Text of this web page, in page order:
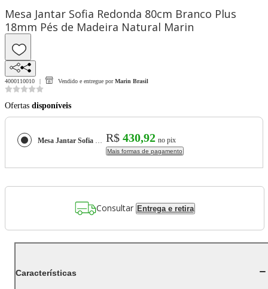
Mesa Jantar Sofia Redonda 80cm Branco Plus
18mm Pés de Madeira Natural Marin
4000110010 Vendido e entregue por Marin Brasil
Ofertas disponíveis
Mesa Jantar Sofia Redonda 80cm Branco Plus 18mm Pés de Madeira Natural Marin R$ 430,92 no pix
Mais formas de pagamento
Consultar Entrega e retira
Características